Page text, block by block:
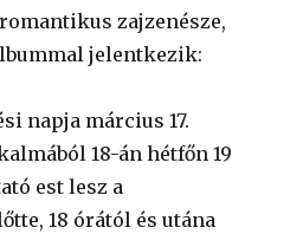
zajzenésze,
jelentkezik:
napja március 17.
18-án hétfőn 19
est lesz a
18 órától és utána